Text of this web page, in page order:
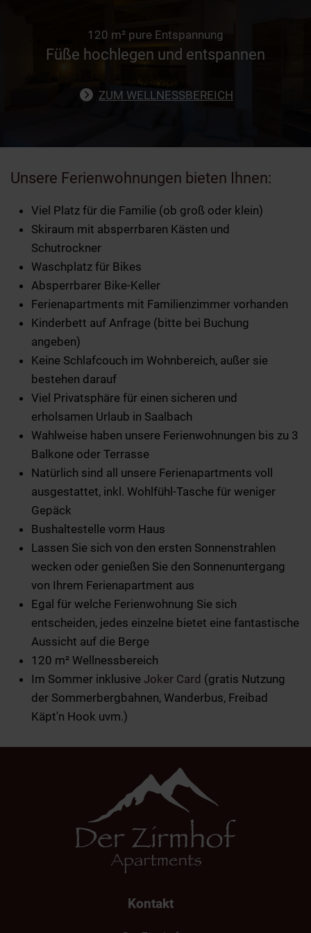
gesammelt haben.120 m² pure Entspannung
Füße hochlegen und entspannen
ZUM WELLNESSBEREICH
Unsere Ferienwohnungen bieten Ihnen:
Viel Platz für die Familie (ob groß oder klein)
Skiraum mit absperrbaren Kästen und
Schutrockner
Waschplatz für Bikes
Absperrbarer Bike-Keller
Ferienapartments mit Familienzimmer vorhanden
Kinderbett auf Anfrage (bitte bei Buchung
angeben)
Keine Schlafcouch im Wohnbereich, außer sie
bestehen darauf
Viel Privatsphäre für einen sicheren und
erholsamen Urlaub in Saalbach
Wahlweise haben unsere Ferienwohnungen bis zu 3
Balkone oder Terrasse
Natürlich sind all unsere Ferienapartments voll
ausgestattet, inkl. Wohlfühl-Tasche für weniger
Gepäck
Bushaltestelle vorm Haus
Lassen Sie sich von den ersten Sonnenstrahlen
wecken oder genießen Sie den Sonnenuntergang
von Ihrem Ferienapartment aus
Egal für welche Ferienwohnung Sie sich
entscheiden, jedes einzelne bietet eine fantastische
Aussicht auf die Berge
120 m² Wellnessbereich
Im Sommer inklusive Joker Card (gratis Nutzung
der Sommerbergbahnen, Wanderbus, Freibad
Käpt'n Hook uvm.)
Kontakt